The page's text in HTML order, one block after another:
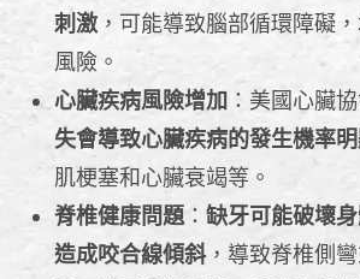
刺激 ，可能導致腦部循環障礙
風險。
心臟疾病風險增加 ：美國心臟
失會導致心臟疾病的發生機率
肌梗塞和心臟衰竭等。
脊椎健康問題： 缺牙可能破壞
造成咬合線傾斜，導致脊椎側